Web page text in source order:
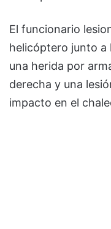
El funcionario
helicóptero junto a
una herida por
derecha y una
impacto en el